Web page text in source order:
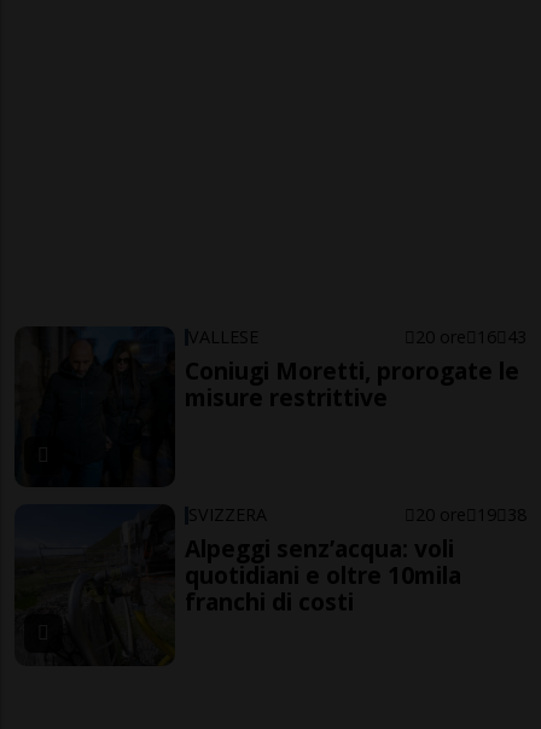
VALLESE 20 ore 16 43
Coniugi Moretti, prorogate le
misure restrittive
SVIZZERA 20 ore 19 38
Alpeggi senz’acqua: voli
quotidiani e oltre 10mila
franchi di costi